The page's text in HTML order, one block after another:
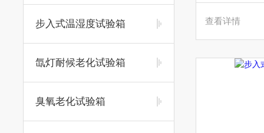
步入式温湿度试验箱
氙灯耐候老化试验箱
臭氧老化试验箱
查看详情